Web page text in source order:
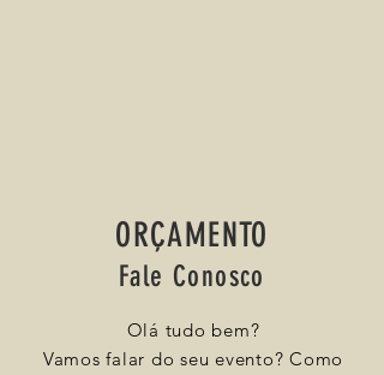
ORÇAMENTO
Fale Conosco
Olá tudo bem?
Vamos falar do seu evento? Como